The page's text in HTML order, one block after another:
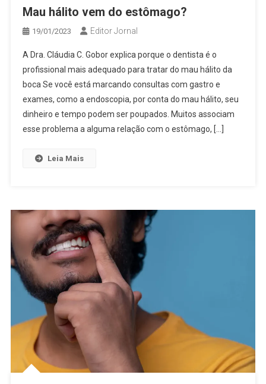
Mau hálito vem do estômago?
19/01/2023 Editor Jornal
A Dra. Cláudia C. Gobor explica porque o dentista é o
profissional mais adequado para tratar do mau hálito da
boca Se você está marcando consultas com gastro e
exames, como a endoscopia, por conta do mau hálito, seu
dinheiro e tempo podem ser poupados. Muitos associam
esse problema a alguma relação com o estômago, […]
Leia Mais